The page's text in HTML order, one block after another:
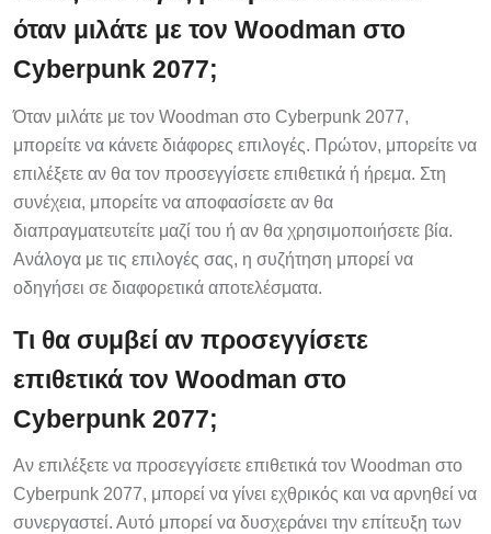
όταν μιλάτε με τον Woodman στο
Cyberpunk 2077;
Όταν μιλάτε με τον Woodman στο Cyberpunk 2077,
μπορείτε να κάνετε διάφορες επιλογές. Πρώτον, μπορείτε να
επιλέξετε αν θα τον προσεγγίσετε επιθετικά ή ήρεμα. Στη
συνέχεια, μπορείτε να αποφασίσετε αν θα
διαπραγματευτείτε μαζί του ή αν θα χρησιμοποιήσετε βία.
Ανάλογα με τις επιλογές σας, η συζήτηση μπορεί να
οδηγήσει σε διαφορετικά αποτελέσματα.
Τι θα συμβεί αν προσεγγίσετε
επιθετικά τον Woodman στο
Cyberpunk 2077;
Αν επιλέξετε να προσεγγίσετε επιθετικά τον Woodman στο
Cyberpunk 2077, μπορεί να γίνει εχθρικός και να αρνηθεί να
συνεργαστεί. Αυτό μπορεί να δυσχεράνει την επίτευξη των